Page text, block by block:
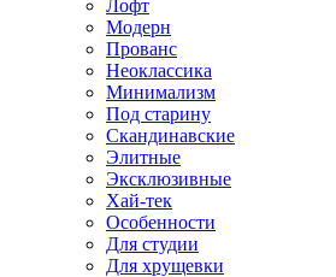
Лофт
Модерн
Прованс
Неоклассика
Минимализм
Под старину
Скандинавские
Элитные
Эксклюзивные
Хай-тек
Особенности
Для студии
Для хрущевки